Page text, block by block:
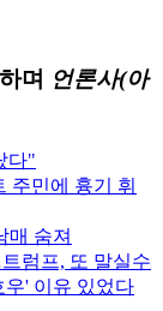
며 언론사(아
다"
주민에 흉기 휘
매 숨져
럼프, 또 말실수
' 이유 있었다